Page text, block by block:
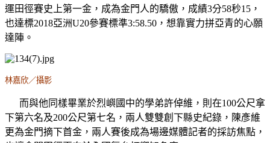
運田徑賽史上第一金，成為金門人的驕傲，成績3分58秒15，
也達標2018亞洲U20參賽標準3:58.50，想靠實力拼亞青的心願
達陣。
林嘉欣／攝影
而與他同樣畢業於烈嶼國中的學弟許倬維，則在100公尺拿
下第六名及200公尺第七名，兩人雙雙創下縣史紀錄，陳彥維
更為金門摘下首金，兩人賽後成為場邊媒體記者的採訪焦點，